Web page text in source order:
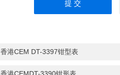
香港CEM DT-3397钳型表